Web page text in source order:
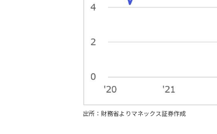
出所：財務省よりマネックス証券作成